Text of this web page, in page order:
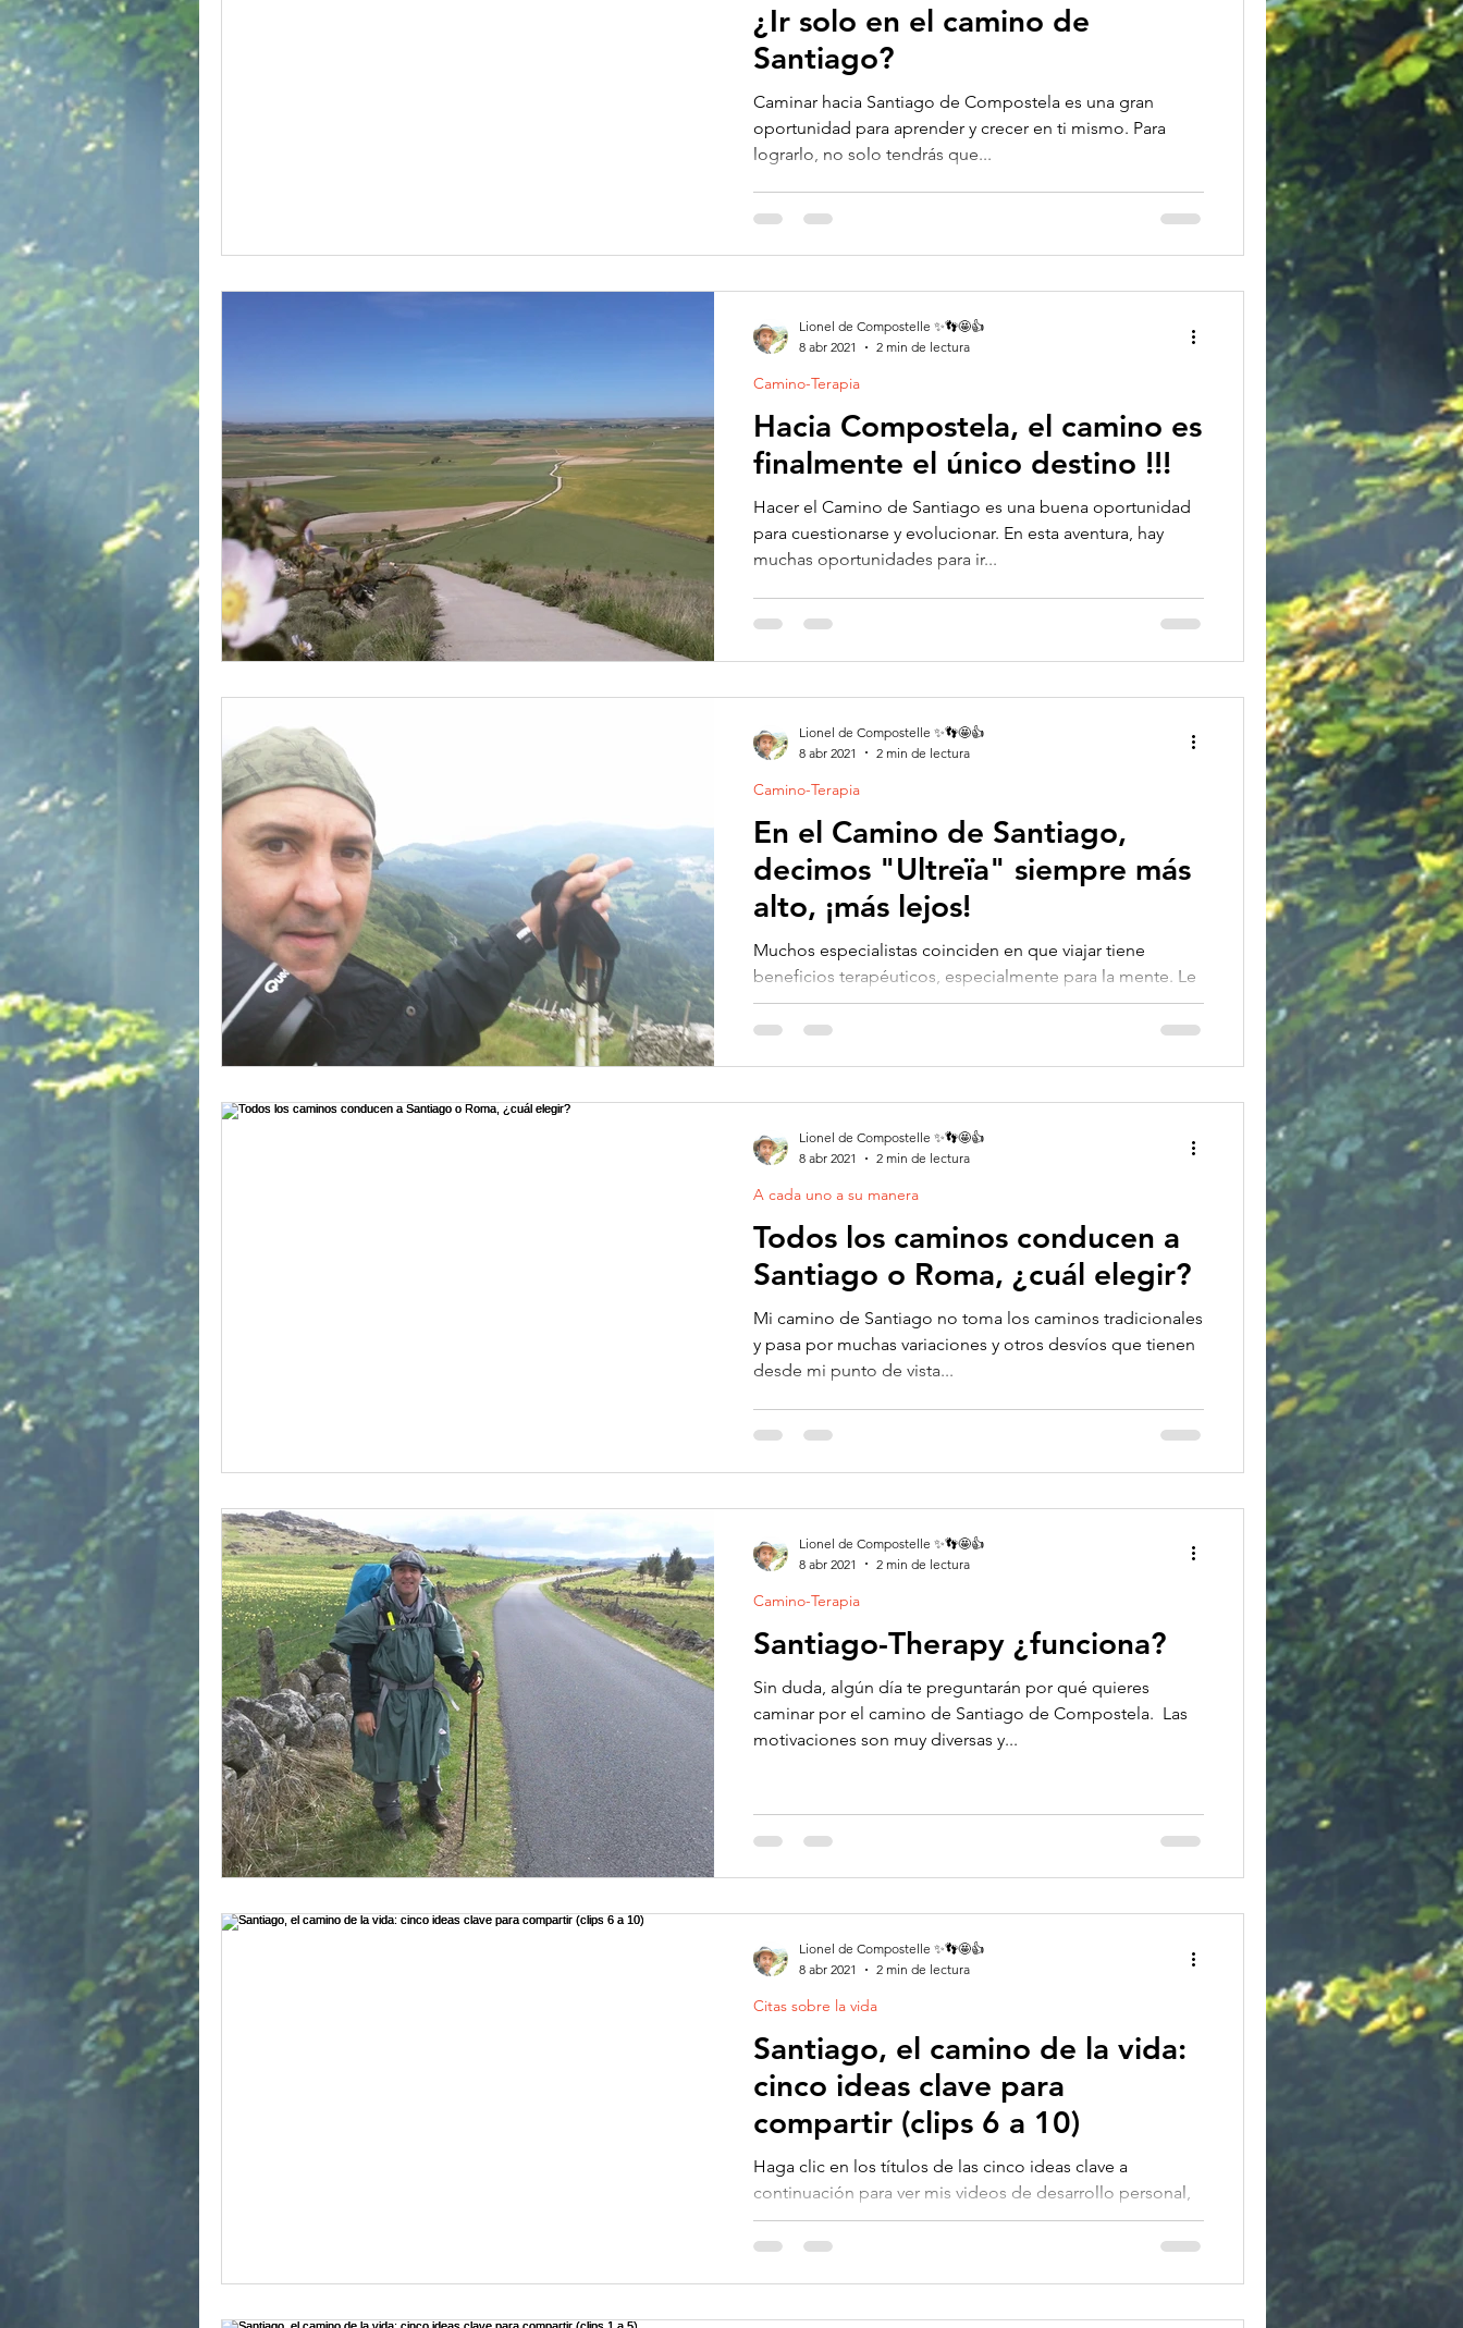
¿Ir solo en el camino de
Santiago?
Caminar hacia Santiago de Compostela es una gran
oportunidad para aprender y crecer en ti mismo. Para
lograrlo, no solo tendrás que...
Hacia Compostela, el camino es
finalmente el único destino !!!
Hacer el Camino de Santiago es una buena oportunidad
para cuestionarse y evolucionar. En esta aventura, hay
muchas oportunidades para ir...
Camino-Terapia
Lionel de Compostelle ✨👣🤩👍
8 abr 2021
2 min de lectura
En el Camino de Santiago,
decimos "Ultreïa" siempre más
alto, ¡más lejos!
Muchos especialistas coinciden en que viajar tiene
beneficios terapéuticos, especialmente para la mente. Le
permiten escapar de la...
Camino-Terapia
Lionel de Compostelle ✨👣🤩👍
8 abr 2021
2 min de lectura
Todos los caminos conducen a
Santiago o Roma, ¿cuál elegir?
Mi camino de Santiago no toma los caminos tradicionales
y pasa por muchas variaciones y otros desvíos que tienen
desde mi punto de vista...
A cada uno a su manera
Lionel de Compostelle ✨👣🤩👍
8 abr 2021
2 min de lectura
Santiago-Therapy ¿funciona?
Sin duda, algún día te preguntarán por qué quieres
caminar por el camino de Santiago de Compostela. ​ Las
motivaciones son muy diversas y...
Camino-Terapia
Lionel de Compostelle ✨👣🤩👍
8 abr 2021
2 min de lectura
Santiago, el camino de la vida:
cinco ideas clave para
compartir (clips 6 a 10)
Haga clic en los títulos de las cinco ideas clave a
continuación para ver mis videos de desarrollo personal,
inspirados en mi camino de...
Citas sobre la vida
Lionel de Compostelle ✨👣🤩👍
8 abr 2021
2 min de lectura